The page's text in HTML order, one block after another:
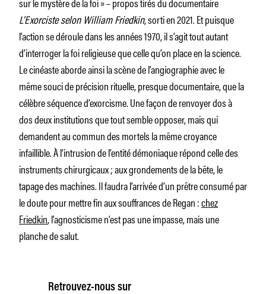
L’Exorciste selon William Friedkin, sorti en 2021. Et puisque
l’action se déroule dans les années 1970, il s’agit tout autant
d’interroger la foi religieuse que celle qu’on place en la science.
Le cinéaste aborde ainsi la scène de l’angiographie avec le
même souci de précision rituelle, presque documentaire, que la
célèbre séquence d’exorcisme. Une façon de renvoyer dos à
dos deux institutions que tout semble opposer, mais qui
demandent au commun des mortels la même croyance
infaillible. À l’intrusion de l’entité démoniaque répond celle des
instruments chirurgicaux ; aux grondements de la bête, le
tapage des machines. Il faudra l’arrivée d’un prêtre consumé par
le doute pour mettre fin aux souffrances de Regan :chez
Friedkin, l’agnosticisme n’est pas une impasse, mais une
planche de salut.
Retrouvez-nous sur